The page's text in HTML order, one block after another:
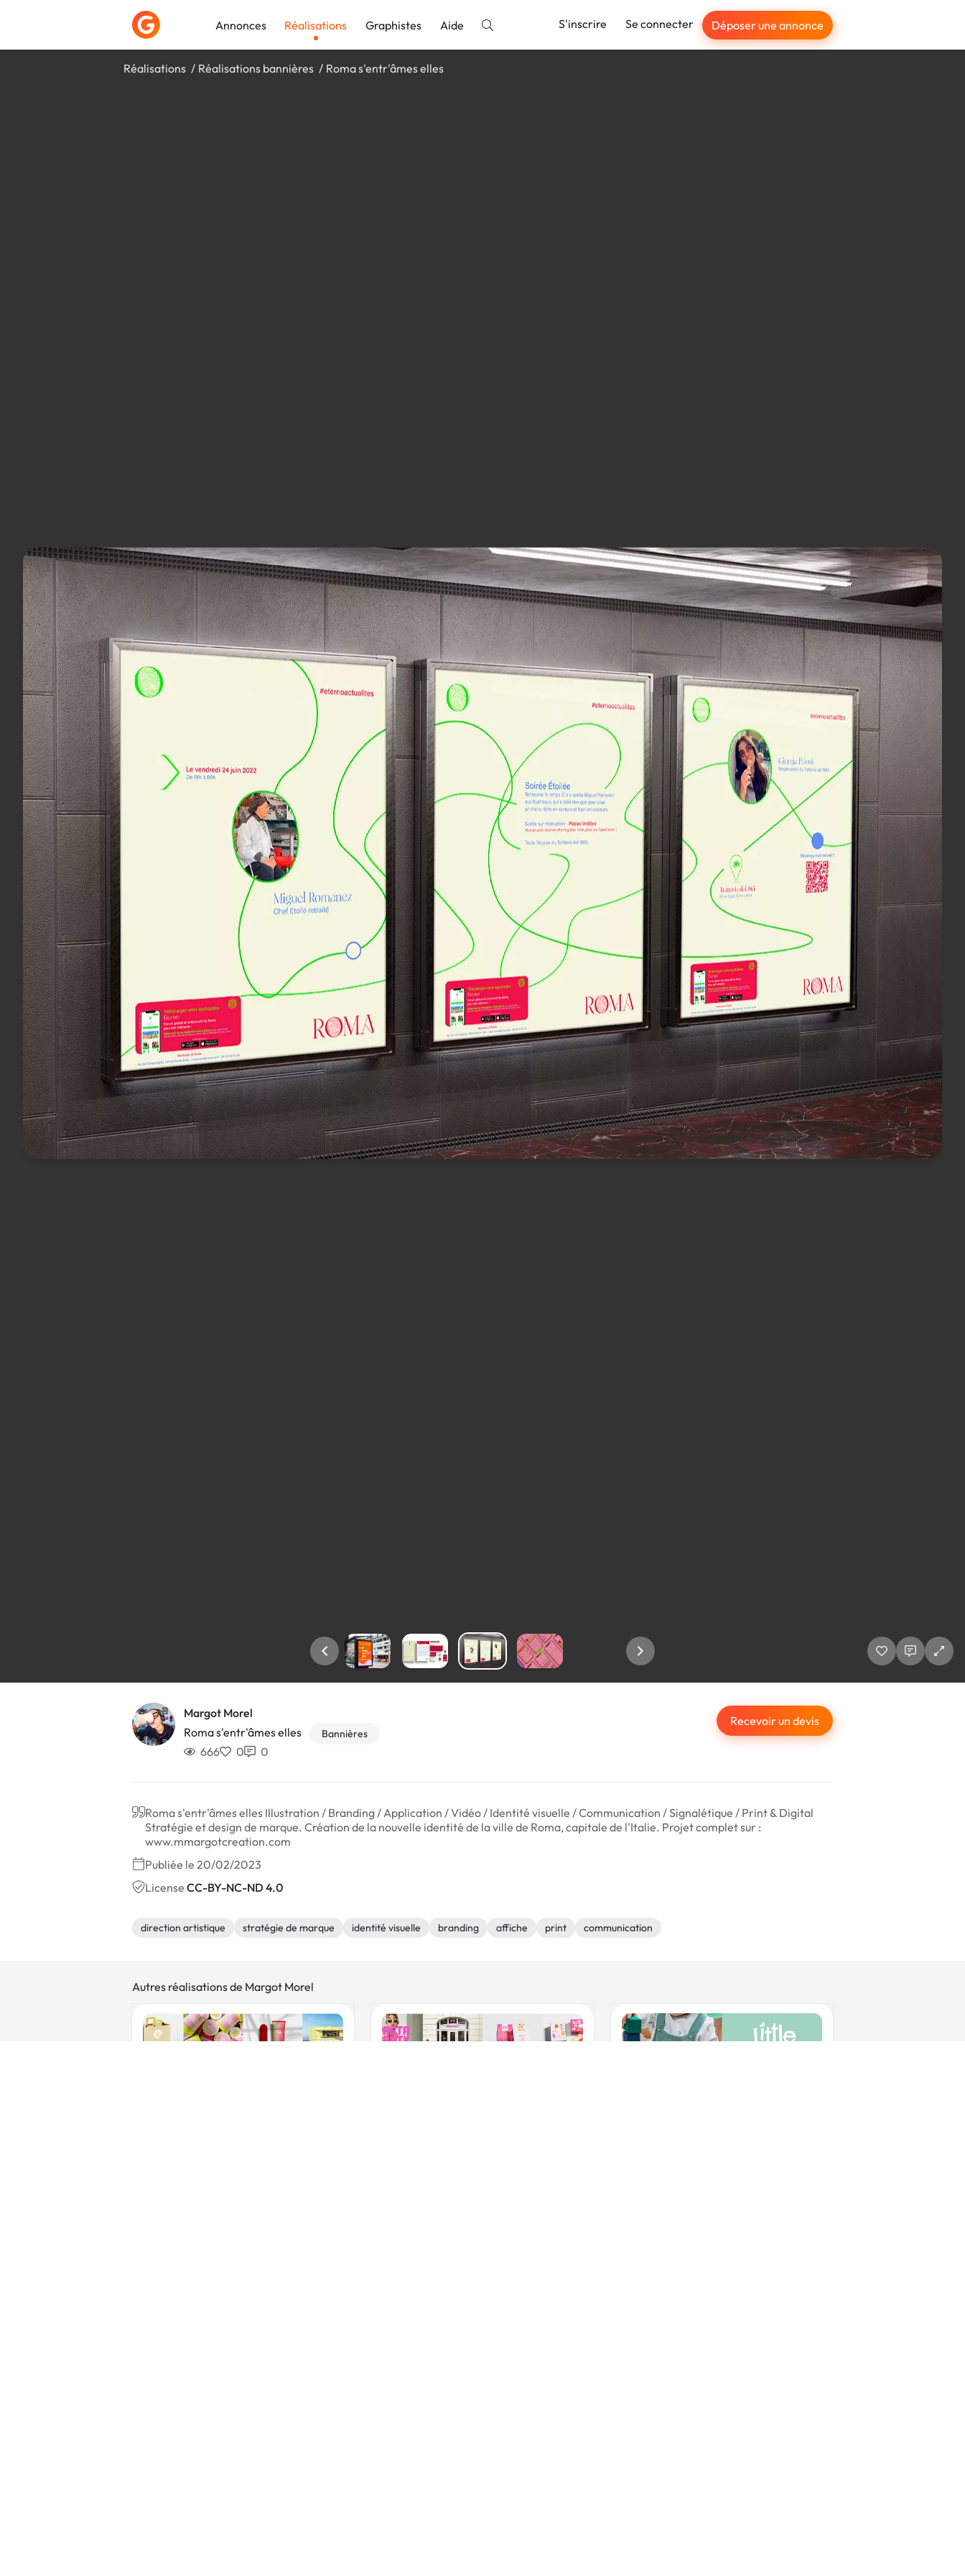
Annonces Réalisations Graphistes Aide S'inscrire Se connecter Déposer une annonce
Réalisations Réalisations bannières Roma s'entr'âmes elles
Margot Morel
Roma s'entr'âmes elles
Bannières
666 0 0
Recevoir un devis
Roma s'entr'âmes elles Illustration / Branding / Application / Vidéo / Identité visuelle / Communication / Signalétique / Print & Digital ​
Stratégie et design de marque. Création de la nouvelle identité de la ville de Roma, capitale de l'Italie. Projet complet sur :
www.mmargotcreation.com
Publiée le 20/02/2023
License CC-BY-NC-ND 4.0
direction artistique stratégie de marque identité visuelle branding affiche print communication
Autres réalisations de Margot Morel